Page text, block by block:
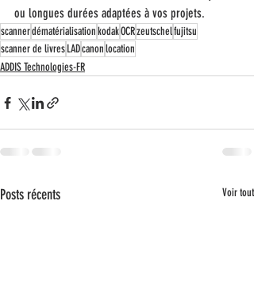
ou longues durées adaptées à vos projets.
scannerdématérialisationkodakOCRzeutschelfujitsu
scanner de livresLADcanonlocation
ADDIS Technologies-FR
Posts récents Voir tout